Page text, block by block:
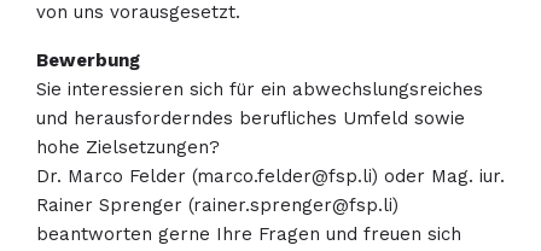
von uns vorausgesetzt.
Bewerbung
Sie interessieren sich für ein abwechslungsreiches
und herausforderndes berufliches Umfeld sowie
hohe Zielsetzungen?
Dr. Marco Felder (marco.felder@fsp.li) oder Mag. iur.
Rainer Sprenger (rainer.sprenger@fsp.li)
beantworten gerne Ihre Fragen und freuen sich